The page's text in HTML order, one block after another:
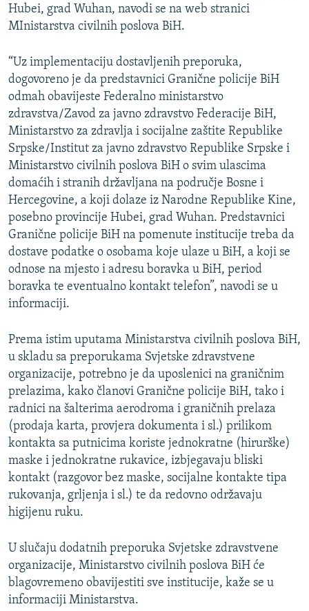
NASTANAK I RASPAD JUGOSLAVIJE
Hubei, grad Wuhan, navodi se na web stranici
MInistarstva civilnih poslova BiH.
“Uz implementaciju dostavljenih preporuka,
dogovoreno je da predstavnici Granične policije BiH
odmah obavijeste Federalno ministarstvo
zdravstva/Zavod za javno zdravstvo Federacije BiH,
Ministarstvo za zdravlja i socijalne zaštite Republike
Srpske/Institut za javno zdravstvo Republike Srpske i
Ministarstvo civilnih poslova BiH o svim ulascima
domaćih i stranih državljana na područje Bosne i
Hercegovine, a koji dolaze iz Narodne Republike Kine,
posebno provincije Hubei, grad Wuhan. Predstavnici
Granične policije BiH na pomenute institucije treba da
dostave podatke o osobama koje ulaze u BiH, a koji se
odnose na mjesto i adresu boravka u BiH, period
boravka te eventualno kontakt telefon”, navodi se u
informaciji.
Prema istim uputama Ministarstva civilnih poslova BiH,
u skladu sa preporukama Svjetske zdravstvene
organizacije, potrebno je da uposlenici na graničnim
prelazima, kako članovi Granične policije BiH, tako i
radnici na šalterima aerodroma i graničnih prelaza
(prodaja karta, provjera dokumenta i sl.) prilikom
kontakta sa putnicima koriste jednokratne (hirurške)
maske i jednokratne rukavice, izbjegavaju bliski
kontakt (razgovor bez maske, socijalne kontakte tipa
rukovanja, grljenja i sl.) te da redovno održavaju
higijenu ruku.
U slučaju dodatnih preporuka Svjetske zdravstvene
organizacije, Ministarstvo civilnih poslova BiH će
blagovremeno obavijestiti sve institucije, kaže se u
informaciji Ministarstva.